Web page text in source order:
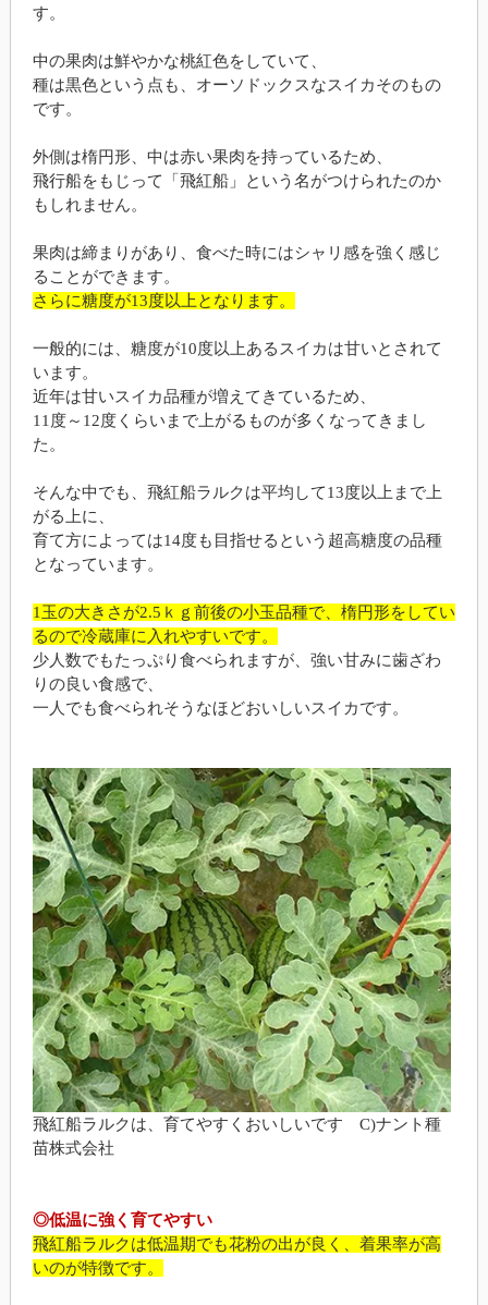
す。
中の果肉は鮮やかな桃紅色をしていて、
種は黒色という点も、オーソドックスなスイカそのもの
です。
外側は楕円形、中は赤い果肉を持っているため、
飛行船をもじって「飛紅船」という名がつけられたのか
もしれません。
果肉は締まりがあり、食べた時にはシャリ感を強く感じ
ることができます。
さらに糖度が13度以上となります。
一般的には、糖度が10度以上あるスイカは甘いとされて
います。
近年は甘いスイカ品種が増えてきているため、
11度～12度くらいまで上がるものが多くなってきまし
た。
そんな中でも、飛紅船ラルクは平均して13度以上まで上
がる上に、
育て方によっては14度も目指せるという超高糖度の品種
となっています。
1玉の大きさが2.5ｋｇ前後の小玉品種で、楕円形をしてい
るので冷蔵庫に入れやすいです。
少人数でもたっぷり食べられますが、強い甘みに歯ざわ
りの良い食感で、
一人でも食べられそうなほどおいしいスイカです。
飛紅船ラルクは、育てやすくおいしいです C)ナント種
苗株式会社
◎低温に強く育てやすい
飛紅船ラルクは低温期でも花粉の出が良く、着果率が高
いのが特徴です。